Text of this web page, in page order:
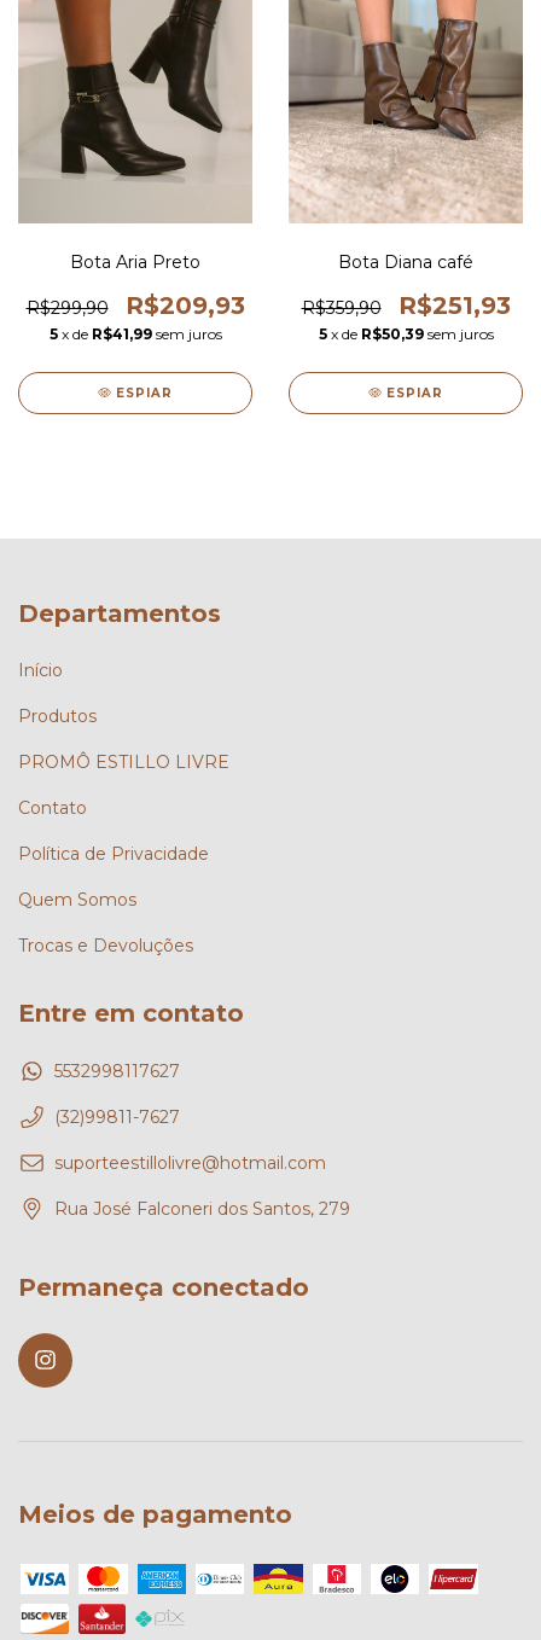
Bota Aria Preto
R$299,90 R$209,93
5 x de R$41,99 sem juros
ESPIAR
Bota Diana café
R$359,90 R$251,93
5 x de R$50,39 sem juros
ESPIAR
Departamentos
Início
Produtos
PROMÔ ESTILLO LIVRE
Contato
Política de Privacidade
Quem Somos
Trocas e Devoluções
Entre em contato
5532998117627
(32)99811-7627
suporteestillolivre@hotmail.com
Rua José Falconeri dos Santos, 279
Permaneça conectado
Meios de pagamento